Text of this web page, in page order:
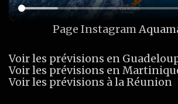
Page Instagram
Voir les prévisions en
Voir les prévisions en
Voir les prévisions à la Réunion